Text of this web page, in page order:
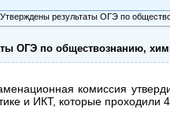
результаты ОГЭ по
ОГЭ по обществознанию,
комиссия
и ИКТ, которые проходили